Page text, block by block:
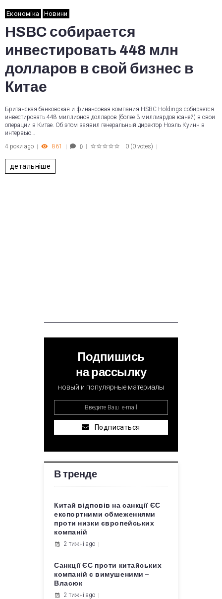
Економіка Новини
HSBC собирается
инвестировать 448 млн
долларов в свой бизнес в
Китае
Британская банковская и финансовая компания HSBC Holdings собирается
инвестировать 448 миллионов долларов (более 3 миллиардов юаней) в свои
операции в Китае. Об этом заявил генеральный директор Ноэль Куинн в
интервью…
4 роки ago
861 0 0 (0 votes)
детальніше
Подпишись
на рассылку
новый и популярные материалы
Подписаться
В тренде
Китай відповів на санкції ЄС
експортними обмеженнями
проти низки європейських
компаній
2 тижні ago
Санкції ЄС проти китайських
компаній є вимушеними –
Власюк
2 тижні ago